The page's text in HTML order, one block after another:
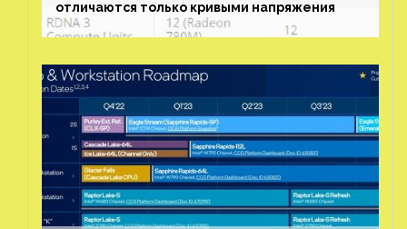
отличаются только кривыми напряжения